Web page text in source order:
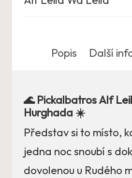
Popis Další
🌊 Pickalbatros Alf
Hurghada ☀️
Představ si to místo,
jedna noc snoubí s
dovolenou u Rudého